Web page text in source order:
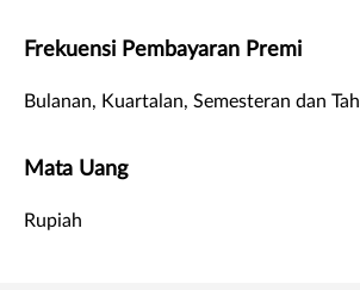
Frekuensi Pembayaran Premi
Bulanan, Kuartalan, Semesteran dan
Mata Uang
Rupiah